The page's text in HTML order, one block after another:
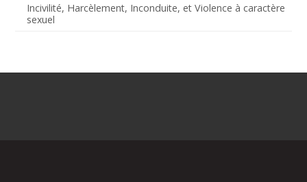
Incivilité, Harcèlement, Inconduite, et Violence à caractère
sexuel